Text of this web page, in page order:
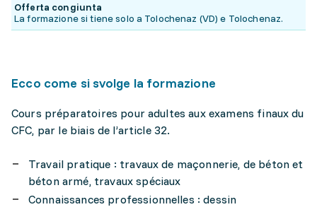
Offerta congiunta
La formazione si tiene solo a Tolochenaz (VD) e Tolochenaz.
Ecco come si svolge la formazione
Cours préparatoires pour adultes aux examens finaux du
CFC, par le biais de l’article 32.
Travail pratique : travaux de maçonnerie, de béton et
béton armé, travaux spéciaux
Connaissances professionnelles : dessin